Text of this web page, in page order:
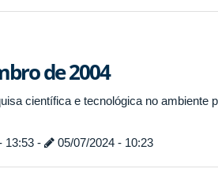
de 2004
científica e tecnológica no ambiente
13:53 - 05/07/2024 - 10:23